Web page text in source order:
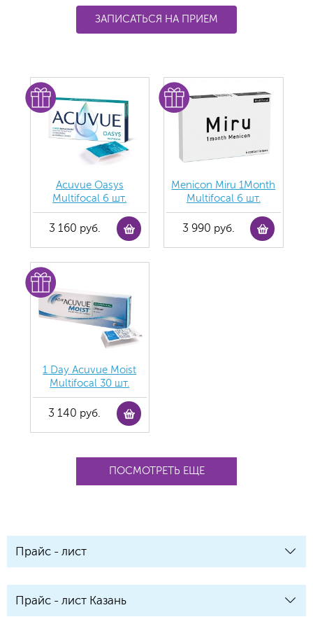
ЗАПИСАТЬСЯ НА ПРИЕМ
Acuvue Oasys
Multifocal 6 шт.
3 160 руб.
Menicon Miru 1Month
Multifocal 6 шт.
3 990 руб.
1 Day Acuvue Moist
Multifocal 30 шт.
3 140 руб.
ПОСМОТРЕТЬ ЕЩЕ
Прайс - лист
Прайс - лист Казань